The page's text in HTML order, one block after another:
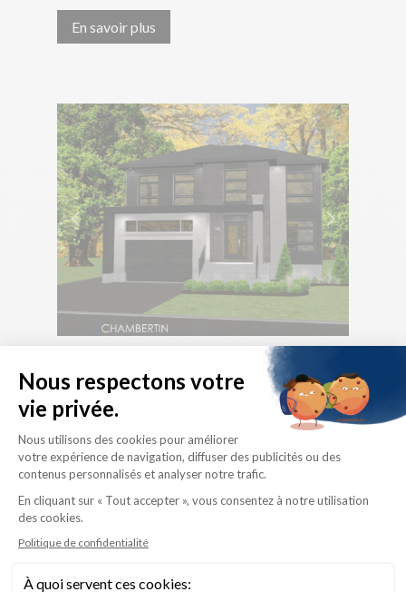
En savoir plus